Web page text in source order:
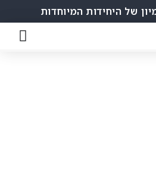
של היחידות המיוחדות